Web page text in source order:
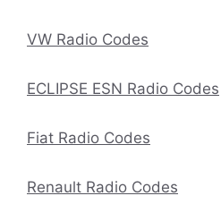
VW Radio Codes
ECLIPSE ESN Radio Codes
Fiat Radio Codes
Renault Radio Codes